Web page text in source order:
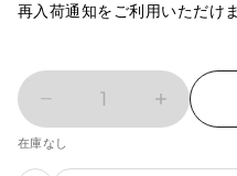
再入荷通知をご利用いただけ
1
在庫なし